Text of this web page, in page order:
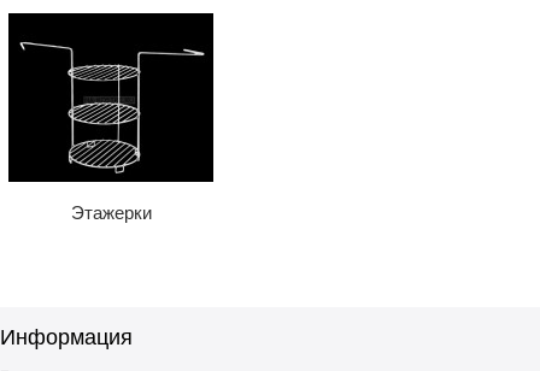
Этажерки
Информация